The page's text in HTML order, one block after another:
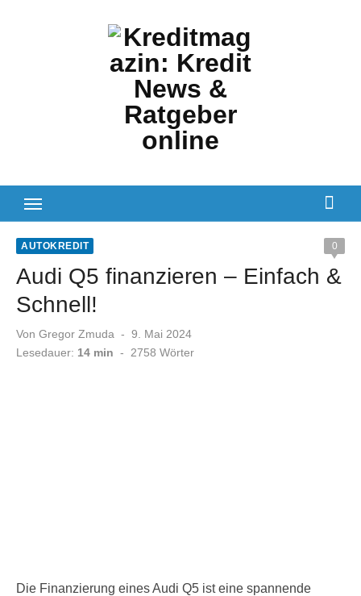
AUTOKREDIT 0
Audi Q5 finanzieren – Einfach &
Schnell!
Von Gregor Zmuda
Veröffentlicht
am
9. Mai 2024
Lesedauer: 14 min - 2758 Wörter
Die Finanzierung eines Audi Q5 ist eine spannende